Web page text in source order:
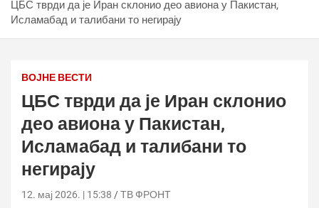
ЦБС тврди да је Иран склонио део авиона у Пакистан,
Исламабад и талибани то негирају
ВОЈНЕ ВЕСТИ
ЦБС тврди да је Иран склонио
део авиона у Пакистан,
Исламабад и талибани то
негирају
12. мај 2026. | 15:38 ТВ ФРОНТ